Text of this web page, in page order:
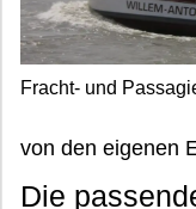
Fracht- und
von den eigenen
Die